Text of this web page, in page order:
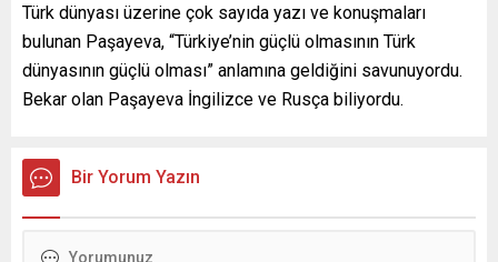
Türk dünyası üzerine çok sayıda yazı ve konuşmaları
bulunan Paşayeva, “Türkiye’nin güçlü olmasının Türk
dünyasının güçlü olması” anlamına geldiğini savunuyordu.
Bekar olan Paşayeva İngilizce ve Rusça biliyordu.
Bir Yorum Yazın